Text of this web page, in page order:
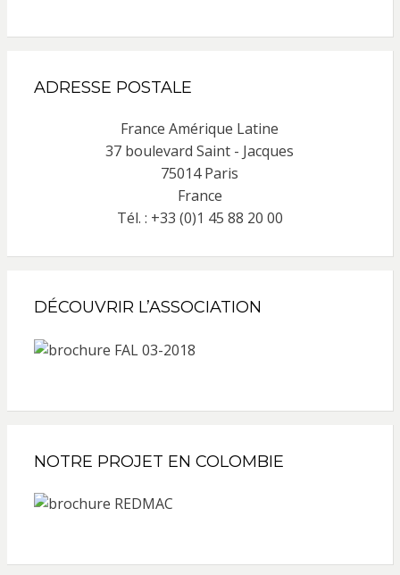
ADRESSE POSTALE
France Amérique Latine
37 boulevard Saint - Jacques
75014 Paris
France
Tél. : +33 (0)1 45 88 20 00
DÉCOUVRIR L’ASSOCIATION
NOTRE PROJET EN COLOMBIE